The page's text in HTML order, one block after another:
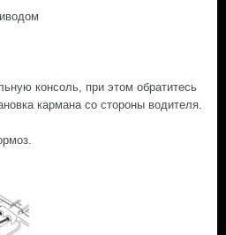
консоль, при этом обратитесь
кармана со стороны водителя.